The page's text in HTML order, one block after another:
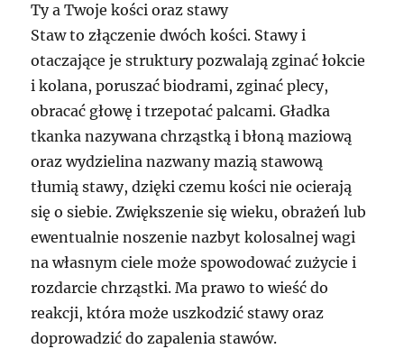
Ty a Twoje kości oraz stawy
Staw to złączenie dwóch kości. Stawy i
otaczające je struktury pozwalają zginać łokcie
i kolana, poruszać biodrami, zginać plecy,
obracać głowę i trzepotać palcami. Gładka
tkanka nazywana chrząstką i błoną maziową
oraz wydzielina nazwany mazią stawową
tłumią stawy, dzięki czemu kości nie ocierają
się o siebie. Zwiększenie się wieku, obrażeń lub
ewentualnie noszenie nazbyt kolosalnej wagi
na własnym ciele może spowodować zużycie i
rozdarcie chrząstki. Ma prawo to wieść do
reakcji, która może uszkodzić stawy oraz
doprowadzić do zapalenia stawów.